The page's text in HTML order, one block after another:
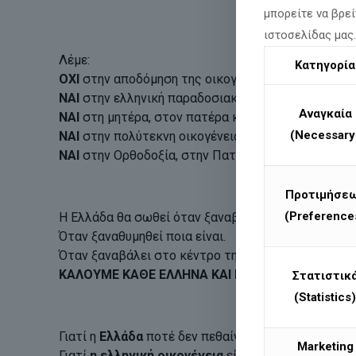
Λέμε:
ΟΧΙ στην αποδόμηση της οικογένειας.
ΝΑΙ στην ελληνική παραδοσιακή οικογένεια.
ΝΑΙ στη μητέρα, στον πατέρα και στα παιδιά.
ΝΑΙ στην πολύτεκνη οικογένεια, που αποτελεί
ΝΑΙ στην Ορθοδοξία, στην Πατρίδα και στις
Η Ελλάδα θα σωθεί όταν ξαναβρεί τις ρίζες της.
Όταν ξαναθυμηθεί ποια είναι.
Όταν ξαναβάλει στο κέντρο της ζωής της τον Θεό,
ΚΑΛΟΥΜΕ ΚΑΘΕ ΕΛΛΗΝΑ ΚΑΙ ΚΑΘΕ ΕΛΛΗΝΙΔΑπου
Γιατί η Ελλάδα ποτέ δεν πεθαίνει.
μπορείτε να
ιστοσελίδας
Κατηγορία
Αναγκαία
(Statistics)
Marketing